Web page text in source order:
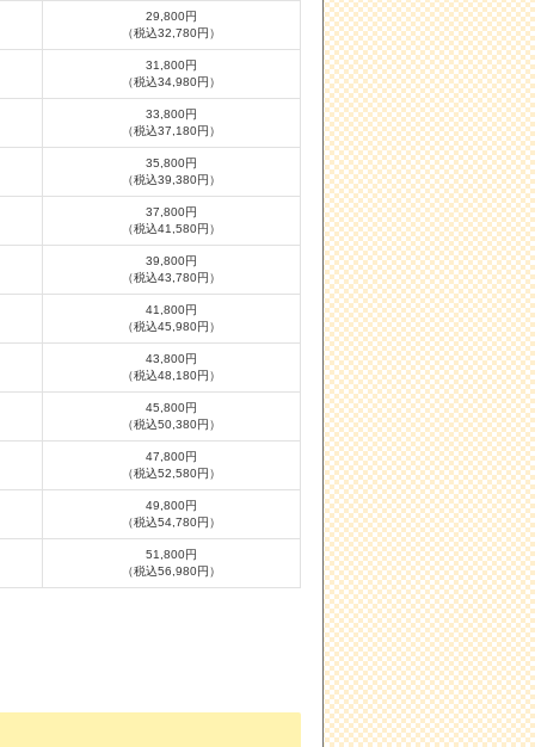
29,800円
（税込32,780円）
31,800円
（税込34,980円）
33,800円
（税込37,180円）
35,800円
（税込39,380円）
37,800円
（税込41,580円）
39,800円
（税込43,780円）
41,800円
（税込45,980円）
43,800円
（税込48,180円）
45,800円
（税込50,380円）
47,800円
（税込52,580円）
49,800円
（税込54,780円）
51,800円
（税込56,980円）